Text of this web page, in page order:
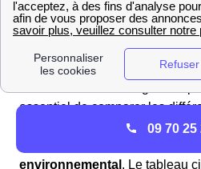
Comparateur des prix du gaz
Genès-De-Fronsac
essentiel de comparer les
disponibles sur le marché. Ces
environnemental . Le tableau
09 70 25